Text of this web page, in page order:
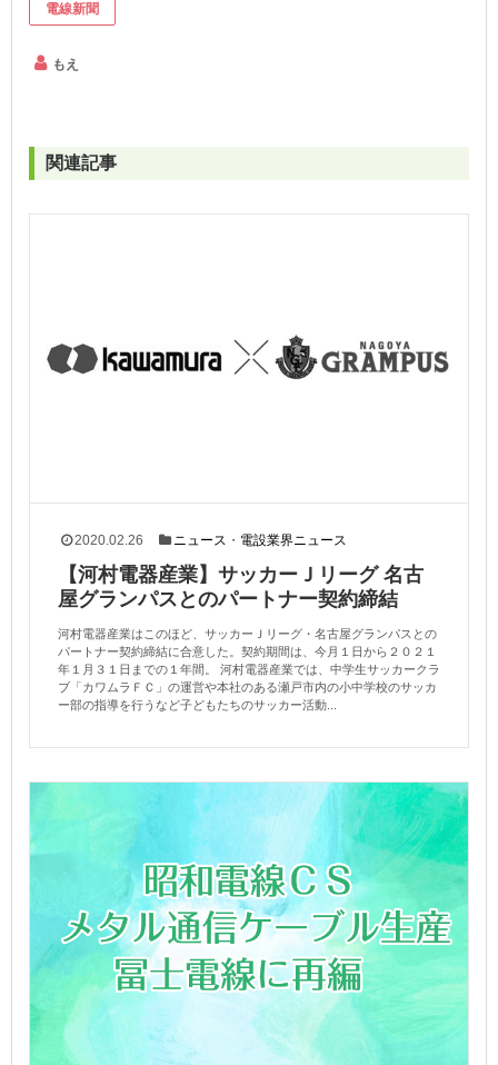
電線新聞
もえ
関連記事
2020.02.26 ニュース ・ 電設業界ニュース
【河村電器産業】サッカーＪリーグ 名古
屋グランパスとのパートナー契約締結
河村電器産業はこのほど、サッカーＪリーグ・名古屋グランパスとの
パートナー契約締結に合意した。契約期間は、今月１日から２０２１
年１月３１日までの１年間。 河村電器産業では、中学生サッカークラ
ブ「カワムラＦＣ」の運営や本社のある瀬戸市内の小中学校のサッカ
ー部の指導を行うなど子どもたちのサッカー活動...